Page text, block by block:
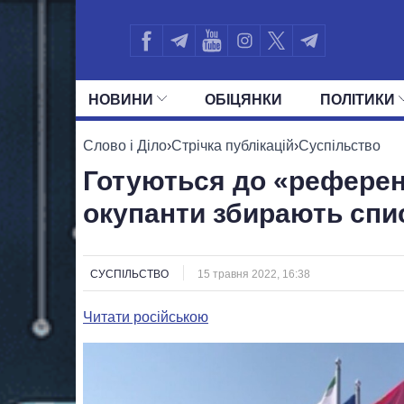
НОВИНИ ОБIЦЯНКИ ПОЛIТИКИ
УСІ ПОЛІТИКИ ПРЕЗИДЕНТ І ОФІС
Слово і Діло›Стрічка публікацій›Суспільство
Готуються до
окупанти збирають
СУСПІЛЬСТВО 15 травня 2022, 16:38
Читати російською